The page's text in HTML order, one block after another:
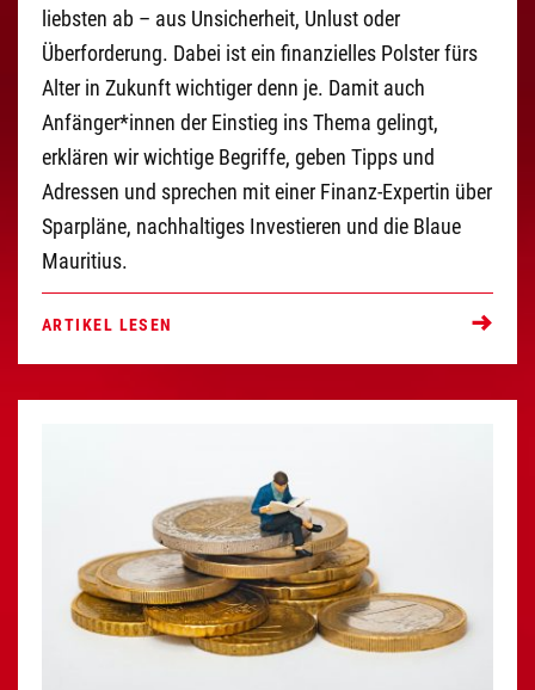
liebsten ab – aus Unsicherheit, Unlust oder
Überforderung. Dabei ist ein finanzielles Polster fürs
Alter in Zukunft wichtiger denn je. Damit auch
Anfänger*innen der Einstieg ins Thema gelingt,
erklären wir wichtige Begriffe, geben Tipps und
Adressen und sprechen mit einer Finanz-Expertin über
Sparpläne, nachhaltiges Investieren und die Blaue
Mauritius.
ARTIKEL LESEN